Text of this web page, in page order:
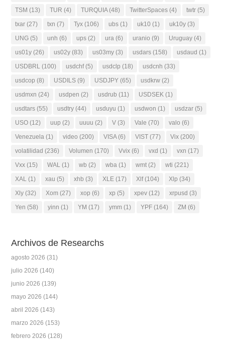
TSM (13) TUR (4) TURQUIA(48) TwitterSpaces (4) twtr (5)
txar (27) txn (7) Tyx (106) ubs (1) uk10 (1) uk10y (3)
UNG (5) unh (6) ups (2) ura (6) uranio (9) Uruguay (4)
us01y (26) us02y (83) us03my (3) usdars (158) usdaud (1)
USDBRL (100) usdchf(5) usdclp (18) usdcnh (33)
usdcop (8) USDILS (9) USDJPY (65) usdkrw (2)
usdmxn (24) usdpen (2) usdrub (11) USDSEK (1)
usdtars (55) usdtry (44) usduyu (1) usdwon (1) usdzar (5)
USO (12) uup (2) uuuu (2) V (3) Vale (70) valo (6)
Venezuela (1) video (200) VISA(6) VIST (77) Vix (200)
volatilidad (236) Volumen (170) Vvix (6) vxd (1) vxn (17)
Vxx (15) WAL (1) wb (2) wba (1) wmt (2) wti (221)
XAL (1) xau (5) xhb (3) XLE (17) Xlf(104) Xlp (34)
Xly (32) Xom (27) xop (6) xp (5) xpev (12) xrpusd (3)
Yen (58) yinn (1) YM (17) ymm (1) YPF (164) ZM (6)
Archivos de Researchs
agosto 2026 (31)
julio 2026 (140)
junio 2026 (139)
mayo 2026 (144)
abril 2026 (143)
marzo 2026 (153)
febrero 2026 (128)